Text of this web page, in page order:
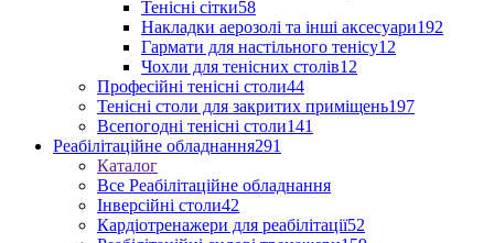
Тенісні сітки58
Накладки аерозолі та інші аксесуари192
Гармати для настільного тенісу12
Чохли для тенісних столів12
Професійні тенісні столи44
Тенісні столи для закритих приміщень197
Всепогодні тенісні столи141
Реабілітаційне обладнання291
Каталог
Все Реабілітаційне обладнання
Інверсійні столи42
Кардіотренажери для реабілітації52